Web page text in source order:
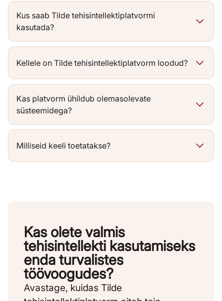
Kus saab Tilde tehisintellektiplatvormi
kasutada?
Kellele on Tilde tehisintellektiplatvorm loodud?
Kas platvorm ühildub olemasolevate
süsteemidega?
Milliseid keeli toetatakse?
Kas olete valmis
tehisintellekti kasutamiseks
enda turvalistes
töövoogudes?
Avastage, kuidas Tilde